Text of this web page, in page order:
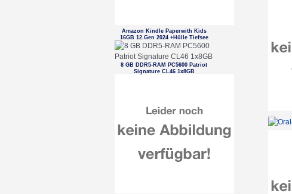
Amazon Kindle Paperwith Kids
16GB 12.Gen 2024 +Hülle Tiefsee
8 GB DDR5-RAM PC5600 Patriot
Signature CL46 1x8GB